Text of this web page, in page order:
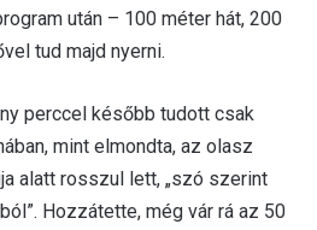
után – 100 méter hát, 200
tud majd nyerni.
perccel később tudott csak
mint elmondta, az olasz
alatt rosszul lett, „szó szerint
Hozzátette, még vár rá az 50